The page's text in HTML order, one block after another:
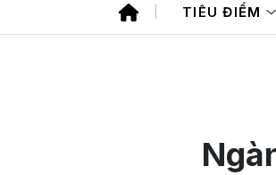
TIÊU ĐIỂM